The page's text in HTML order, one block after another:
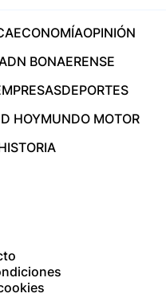
ECONOMÍAOPINIÓN
BONAERENSE
DEPORTES
HOYMUNDO MOTOR